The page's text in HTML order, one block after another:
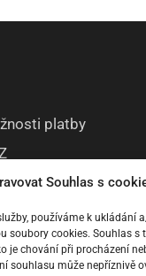
Souhlas s
používáme k ukládání
soubory cookies. Souhlas
je chování při procházení
souhlasu může nepříznivě
platby